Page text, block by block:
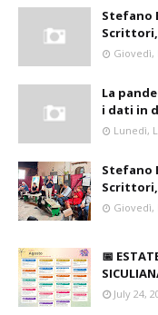
Stefano
Scrittori,
Giovedì,
La
i dati in
Lunedì,
Stefano
Scrittori,
Giovedì,
📅
July 24,